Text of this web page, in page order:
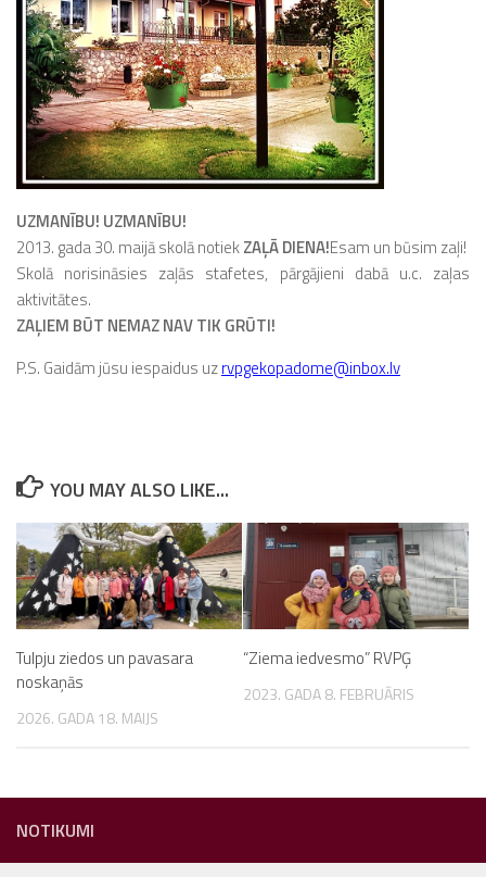
UZMANĪBU! UZMANĪBU!
2013. gada 30. maijā skolā notiekZAĻĀ DIENA!Esam un būsim zaļi!
Skolā norisināsies zaļās stafetes, pārgājieni dabā u.c. zaļas
aktivitātes.
ZAĻIEM BŪT NEMAZ NAV TIK GRŪTI!
P.S. Gaidām jūsu iespaidus uzrvpgekopadome@inbox.lv
YOU MAY ALSO LIKE...
Tulpju ziedos un pavasara
noskaņās
2026. GADA 18. MAIJS
“Ziema iedvesmo” RVPĢ
2023. GADA 8. FEBRUĀRIS
NOTIKUMI